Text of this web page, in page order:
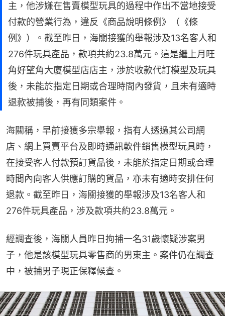
主，他涉嫌在售賣模型玩具的過程中作出不當地接受
付款的營業行為，違反《商品說明條例》（《條
例》）。截至昨日，海關接獲的舉報涉及13名客人和
276件玩具產品，款項共約23.8萬元。這是繼上月旺
角好望角大廈模型店店主，涉於收款代訂模型及玩具
後，未能於指定日期或合理時間內發貨，且未有適時
退款被捕後，再有同類案件。
海關稱，早前接獲多宗舉報，指有人透過其公司網
店、網上買賣平台及即時通訊軟件銷售模型玩具時，
在接受客人付款預訂貨品後，未能於指定日期或合理
時間內向客人供應訂購的貨品，亦未有適時安排任何
退款。截至昨日，海關接獲的舉報涉及13名客人和
276件玩具產品，涉及款項共約23.8萬元。
經調查後，海關人員昨日拘捕一名31歲懷疑涉案男
子，他是該模型玩具零售商的男東主。案件仍在調查
中，被捕男子現正保釋候查。